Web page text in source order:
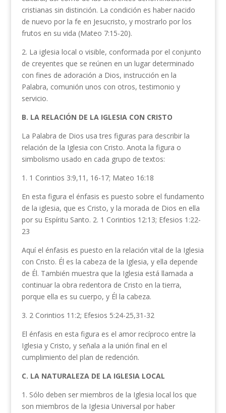
cristianas sin distinción. La condición es haber nacido
de nuevo por la fe en Jesucristo, y mostrarlo por los
frutos en su vida (Mateo 7:15-20).
2. La iglesia local o visible, conformada por el conjunto
de creyentes que se reúnen en un lugar determinado
con fines de adoración a Dios, instrucción en la
Palabra, comunión unos con otros, testimo­nio y
servicio.
B. LA RELACIÓN DE LA IGLESIA CON CRISTO
La Palabra de Dios usa tres figuras para describir la
relación de la Iglesia con Cristo. Anota la figura o
simbolismo usado en cada grupo de textos:
1. 1 Corintios 3:9,11, 16-17; Mateo 16:18
En esta figura el énfasis es puesto sobre el fundamento
de la iglesia, que es Cristo, y la morada de Dios en ella
por su Espíritu Santo. 2. 1 Corintios 12:13; Efesios 1:22-
23
Aquí el énfasis es puesto en la relación vital de la Iglesia
con Cristo. Él es la cabeza de la Iglesia, y ella depende
de Él. También muestra que la Iglesia está llamada a
continuar la obra redentora de Cristo en la tierra,
porque ella es su cuerpo, y Él la cabeza.
3. 2 Corintios 11:2; Efesios 5:24-25,31-32
El énfasis en esta figura es el amor recíproco entre la
Iglesia y Cristo, y señala a la unión final en el
cumplimiento del plan de redención.
C. LA NATURALEZA DE LA IGLESIA LOCAL
1. Sólo deben ser miembros de la Iglesia local los que
son miembros de la Iglesia Universal por haber